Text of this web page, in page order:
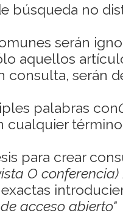
búsqueda no
serán
aquellos
consulta, serán
palabras con
cualquier
para crear
O conferencia)
acceso abierto"